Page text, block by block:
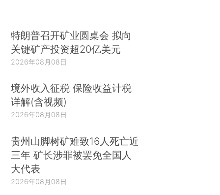
特朗普召开矿业圆桌会 拟向
关键矿产投资超20亿美元
2026年08月08日
境外收入征税 保险收益计税
详解(含视频)
2026年08月08日
贵州山脚树矿难致16人死亡近
三年 矿长涉罪被罢免全国人
大代表
2026年08月08日